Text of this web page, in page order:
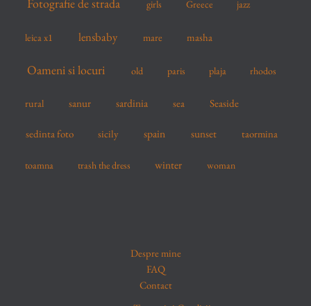
girls Greece jazz
leica x1 lensbaby mare masha
Oameni si locuri old paris plaja rhodos
rural sanur sardinia sea Seaside
sedinta foto sicily spain sunset taormina
toamna trash the dress winter woman
Despre mine
FAQ
Contact